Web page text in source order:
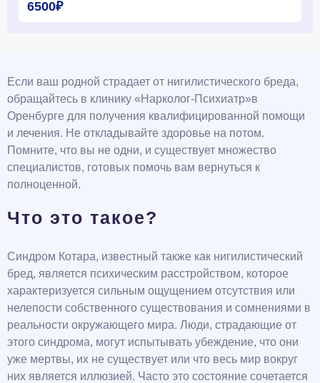
6500₽
Если ваш родной страдает от нигилистического бреда,
обращайтесь в клинику «Нарколог-Психиатр»в
Оренбурге для получения квалифицированной помощи
и лечения. Не откладывайте здоровье на потом.
Помните, что вы не одни, и существует множество
специалистов, готовых помочь вам вернуться к
полноценной.
Что это такое?
Синдром Котара, известный также как нигилистический
бред, является психическим расстройством, которое
характеризуется сильным ощущением отсутствия или
нелепости собственного существования и сомнениями в
реальности окружающего мира. Люди, страдающие от
этого синдрома, могут испытывать убеждение, что они
уже мертвы, их не существует или что весь мир вокруг
них является иллюзией. Часто это состояние сочетается